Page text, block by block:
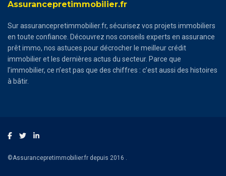
Assurancepretimmobilier.fr
Sur assurancepretimmobilier.fr, sécurisez vos projets immobiliers
en toute confiance. Découvrez nos conseils experts en assurance
prêt immo, nos astuces pour décrocher le meilleur crédit
immobilier et les dernières actus du secteur. Parce que
l’immobilier, ce n’est pas que des chiffres : c’est aussi des histoires
à bâtir.
©Assurancepretimmobilier.fr depuis 2016 .